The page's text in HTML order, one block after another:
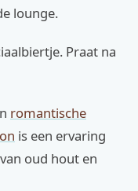
lounge.
Praat na
romantische
is een ervaring
oud hout en